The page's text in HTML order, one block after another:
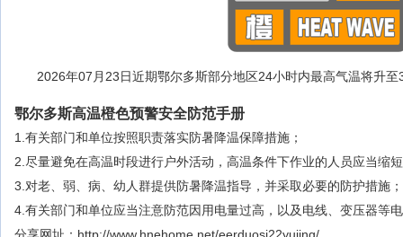
2026年07月23日近期鄂尔多斯部分地区24小时内最高气温将升
鄂尔多斯高温橙色预警安全防范手册
1.有关部门和单位按照职责落实防暑降温保障措施；
2.尽量避免在高温时段进行户外活动，高温条件下作业的人员应当缩
3.对老、弱、病、幼人群提供防暑降温指导，并采取必要的防护措施；
4.有关部门和单位应当注意防范因用电量过高，以及电线、变压器等